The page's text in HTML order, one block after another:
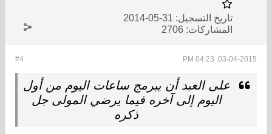
تاريخ التسجيل: 31-05-2014
المشاركات: 2706
#4 03-04-2015, 04:23 PM
على العبد أن يبرمج ساعات اليوم من أول
اليوم إلى آخره فيما يرضي المولى جل
ذكره